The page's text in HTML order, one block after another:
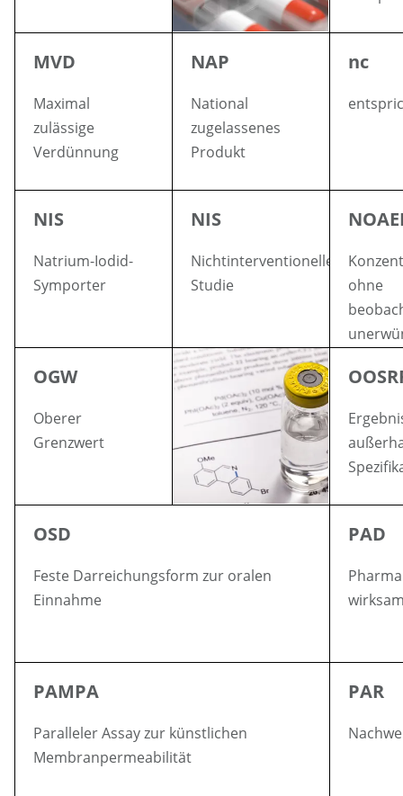
MVD
Maximal
zulässige
Verdünnung
NAP
National
zugelassenes
Produkt
nc
NIS
Natrium-Iodid-
Symporter
NIS
Nichtinterventionelle
Studie
ohne
OGW
Oberer
Grenzwert
OSD
Feste Darreichungsform zur oralen
Einnahme
PAD
PAMPA
Paralleler Assay zur künstlichen
Membranpermeabilität
PAR